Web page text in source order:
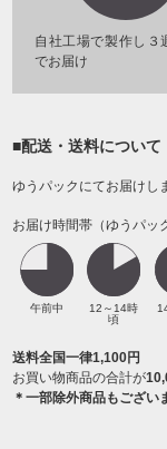
自社工場で製作し３
でお届け
■配送・送料について
ゆうパックにてお届けし
お届け時間帯（ゆうパッ
午前中
12～14時
頃
送料全国一律1,100円
お買い物商品の合計が
＊一部除外商品もござい